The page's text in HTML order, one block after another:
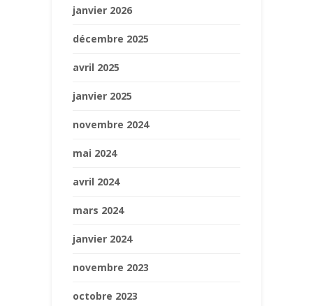
janvier 2026
décembre 2025
avril 2025
janvier 2025
novembre 2024
mai 2024
avril 2024
mars 2024
janvier 2024
novembre 2023
octobre 2023